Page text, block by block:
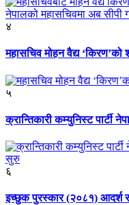
४
महासचिव मोहन वैद्य ‘किरण’को
५
क्रान्तिकारी कम्युनिस्ट पार्टी
६
इच्छुक पुरस्कार (२०८१) आदर्श